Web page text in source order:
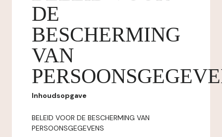
DE
BESCHERMING
VAN
Inhoudsopgave
BELEID VOOR DE BESCHERMING VAN
PERSOONSGEGEVENS